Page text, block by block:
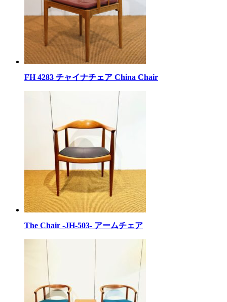
FH 4283 チャイナチェア China Chair
The Chair -JH-503- アームチェア